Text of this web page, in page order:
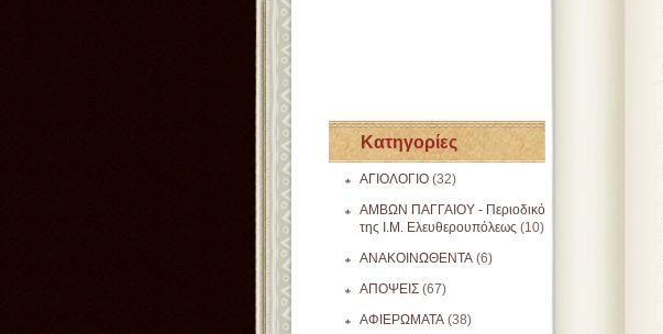
Κατηγορίες
ΑΓΙΟΛΟΓΙΟ (32)
ΑΜΒΩΝ ΠΑΓΓΑΙΟΥ - Περιοδικό
της Ι.Μ. Ελευθερουπόλεως (10)
ΑΝΑΚΟΙΝΩΘΕΝΤΑ (6)
ΑΠΟΨΕΙΣ (67)
ΑΦΙΕΡΩΜΑΤΑ (38)